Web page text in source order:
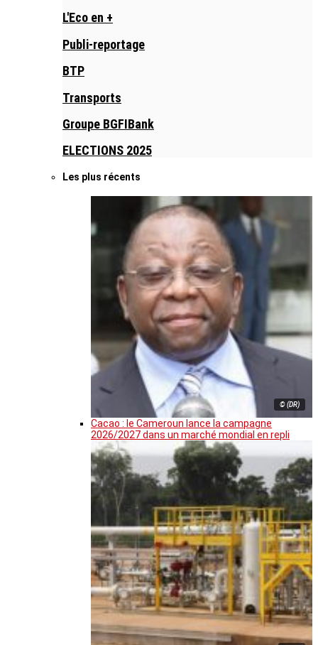
L'Eco en +
Publi-reportage
BTP
Transports
Groupe BGFIBank
ELECTIONS 2025
Les plus récents
© (DR)
Cacao : le Cameroun lance la campagne
2026/2027 dans un marché mondial en repli